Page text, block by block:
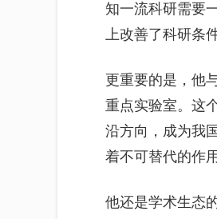
知一流科研需要
上改善了科研条件
更重要的是，他
重点实验室。这
沿方向，成为我
着不可替代的作用
他还是学术生态